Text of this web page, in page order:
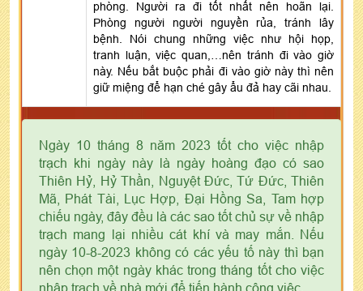
phòng. Người ra đi tốt nhất nên hoãn lại.
Phòng người người nguyền rủa, tránh lây
bệnh. Nói chung những việc như hội họp,
tranh luận, việc quan,…nên tránh đi vào giờ
này. Nếu bắt buộc phải đi vào giờ này thì nên
giữ miệng để hạn ché gây ẩu đả hay cãi nhau.
Ngày 10 tháng 8 năm 2023 tốt cho việc nhập
trạch khi ngày này là ngày hoàng đạo có sao
Thiên Hỷ, Hỷ Thần, Nguyệt Đức, Tứ Đức, Thiên
Mã, Phát Tài, Lục Hợp, Đại Hồng Sa, Tam hợp
chiếu ngày, đây đều là các sao tốt chủ sự về nhập
trạch mang lại nhiều cát khí và may mắn. Nếu
ngày 10-8-2023 không có các yếu tố này thì bạn
nên chọn một ngày khác trong tháng tốt cho việc
nhập trạch về nhà mới để tiến hành công việc.